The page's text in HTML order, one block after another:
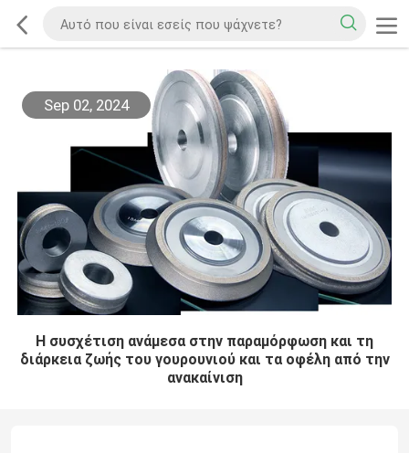
Sep 02, 2024
Η συσχέτιση ανάμεσα στην παραμόρφωση και τη
διάρκεια ζωής του γουρουνιού και τα οφέλη από την
ανακαίνιση